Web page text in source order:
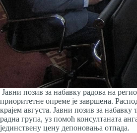
Јавни позив за набавку радова на
приоритетне опреме је завршена.
крајем августа. Јавни позив за
радна група, уз помоћ консултаната
јединствену цену депоновања отпада.